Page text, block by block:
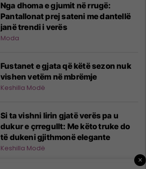
Nga dhoma e gjumit në rrugë:
Pantallonat prej sateni me dantellë
janë trendi i verës
Moda
Fustanet e gjata që këtë sezon nuk
vishen vetëm në mbrëmje
Keshilla Modë
Si ta vishni lirin gjatë verës pa u
dukur e çrregullt: Me këto truke do
të dukeni gjithmonë elegante
Keshilla Modë
×